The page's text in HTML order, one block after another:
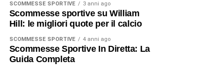
SCOMMESSE SPORTIVE 3 anni ago
Scommesse sportive su William
Hill: le migliori quote per il calcio
SCOMMESSE SPORTIVE 4 anni ago
Scommesse Sportive In Diretta: La
Guida Completa